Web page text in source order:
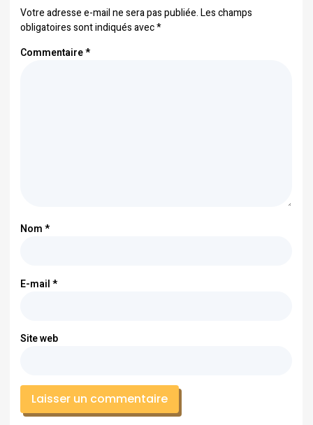
Votre adresse e-mail ne sera pas publiée.Les champs
obligatoires sont indiqués avec*
Commentaire*
Nom*
E-mail*
Site web